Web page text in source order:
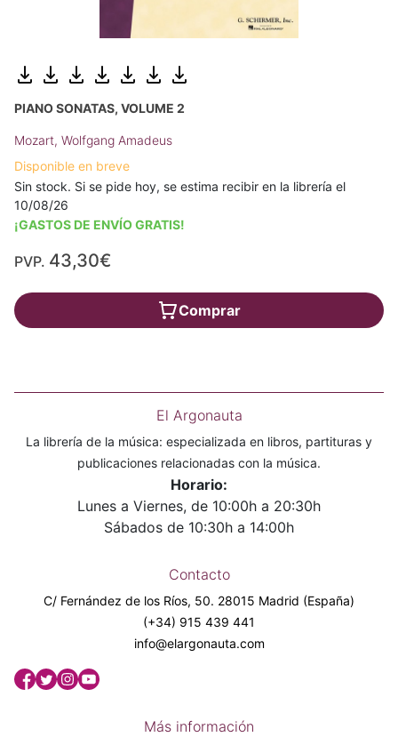
PIANO SONATAS, VOLUME 2
Mozart, Wolfgang Amadeus
Disponible en breve
Sin stock. Si se pide hoy, se estima recibir en la librería el
10/08/26
¡GASTOS DE ENVÍO GRATIS!
PVP. 43,30€
Comprar
El Argonauta
La librería de la música: especializada en libros, partituras y
publicaciones relacionadas con la música.
Horario:
Lunes a Viernes, de 10:00h a 20:30h
Sábados de 10:30h a 14:00h
Contacto
C/ Fernández de los Ríos, 50. 28015 Madrid (España)
(+34) 915 439 441
info@elargonauta.com
Más información